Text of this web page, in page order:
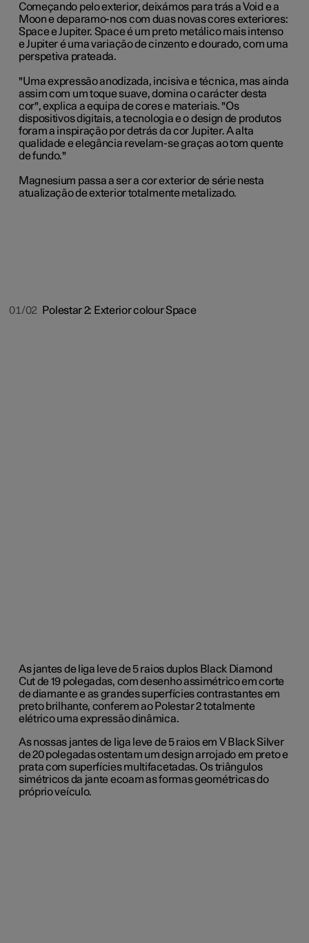
01/02 Polestar 2: Exterior colour Space
Começando pelo exterior, deixámos para trás a Void e a
Moon e deparamo-nos com duas novas cores exteriores:
Space e Jupiter. Space é um preto metálico mais intenso
e Jupiter é uma variação de cinzento e dourado, com uma
perspetiva prateada.
"Uma expressão anodizada, incisiva e técnica, mas ainda
assim com um toque suave, domina o carácter desta
cor", explica a equipa de cores e materiais. "Os
dispositivos digitais, a tecnologia e o design de produtos
foram a inspiração por detrás da cor Jupiter. A alta
qualidade e elegância revelam-se graças ao tom quente
de fundo."
Magnesium passa a ser a cor exterior de série nesta
atualização de exterior totalmente metalizado.
As jantes de liga leve de 5 raios duplos Black Diamond
Cut de 19 polegadas, com desenho assimétrico em corte
de diamante e as grandes superfícies contrastantes em
preto brilhante, conferem ao Polestar 2 totalmente
elétrico uma expressão dinâmica.
As nossas jantes de liga leve de 5 raios em V Black Silver
de 20 polegadas ostentam um design arrojado em preto e
prata com superfícies multifacetadas. Os triângulos
simétricos da jante ecoam as formas geométricas do
próprio veículo.